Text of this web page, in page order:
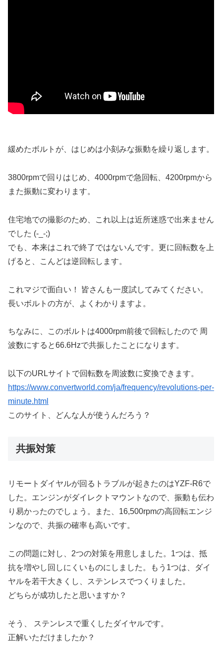
緩めたボルトが、はじめは小刻みな振動を繰り返します。
3800rpmで回りはじめ、4000rpmで急回転、4200rpmから
また振動に変わります。
住宅地での撮影のため、これ以上は近所迷惑で出来ません
でした (-_-;)
でも、本来はこれで終了ではないんです。更に回転数を上
げると、こんどは逆回転します。
これマジで面白い！ 皆さんも一度試してみてください。
長いボルトの方が、よくわかりますよ。
ちなみに、このボルトは4000rpm前後で回転したので 周
波数にすると66.6Hzで共振したことになります。
以下のURLサイトで回転数を周波数に変換できます。
https://www.convertworld.com/ja/frequency/revolutions-per-
minute.html
このサイト、どんな人が使うんだろう？
共振対策
リモートダイヤルが回るトラブルが起きたのはYZF-R6で
した。エンジンがダイレクトマウントなので、振動も伝わ
り易かったのでしょう。また、16,500rpmの高回転エンジ
ンなので、共振の確率も高いです。
この問題に対し、2つの対策を用意しました。1つは、抵
抗を増やし回しにくいものにしました。もう1つは、ダイ
ヤルを若干大きくし、ステンレスでつくりました。
どちらが成功したと思いますか？
そう、 ステンレスで重くしたダイヤルです。
正解いただけましたか？